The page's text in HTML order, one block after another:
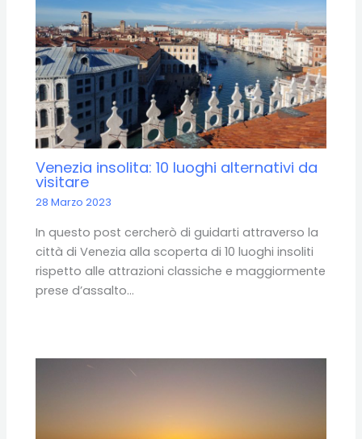
Venezia insolita: 10 luoghi alternativi da
visitare
28 Marzo 2023
In questo post cercherò di guidarti attraverso la
città di Venezia alla scoperta di 10 luoghi insoliti
rispetto alle attrazioni classiche e maggiormente
prese d’assalto…